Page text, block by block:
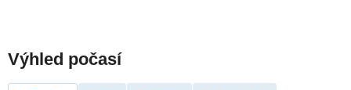
Výhled počasí